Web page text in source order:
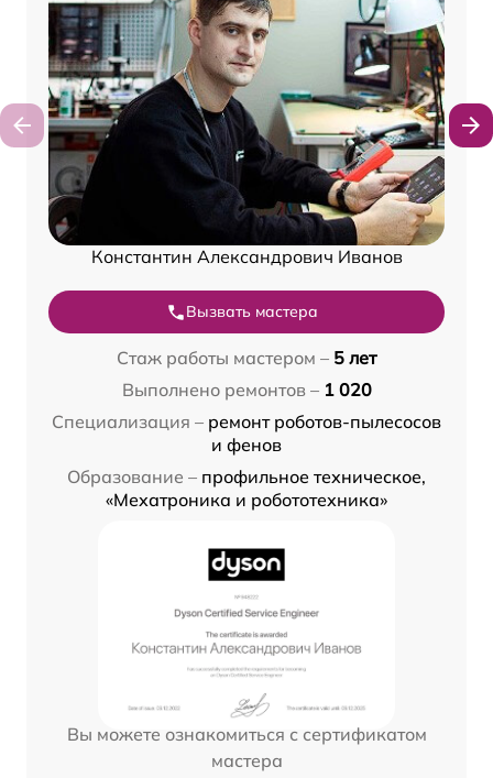
Константин Александрович Иванов
Вызвать мастера
Стаж работы мастером – 5 лет
Выполнено ремонтов – 1 020
Специализация – ремонт роботов-пылесосов
и фенов
Образование – профильное техническое,
«Мехатроника и робототехника»
Вы можете ознакомиться с сертификатом
мастера